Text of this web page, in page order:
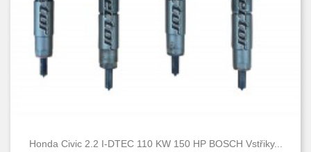
Honda Civic 2.2 I-DTEC 110 KW 150 HP BOSCH Vstřiky...